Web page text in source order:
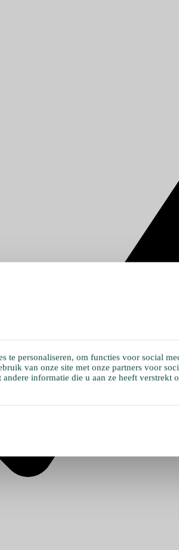
te personaliseren, om functies voor social
van onze site met onze partners voor
informatie die u aan ze heeft verstrekt